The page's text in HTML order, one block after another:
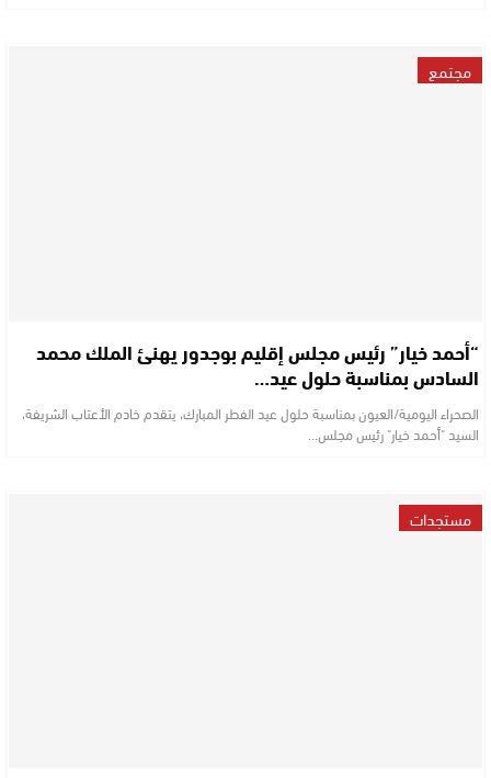
مجتمع
“أحمد خيار” رئيس مجلس إقليم بوجدور يهنئ الملك محمد
السادس بمناسبة حلول عيد…
الصحراء اليومية/العيون بمناسبة حلول عيد الفطر المبارك، يتقدم خادم الأعتاب الشريفة،
السيد "أحمد خيار" رئيس مجلس…
مستجدات